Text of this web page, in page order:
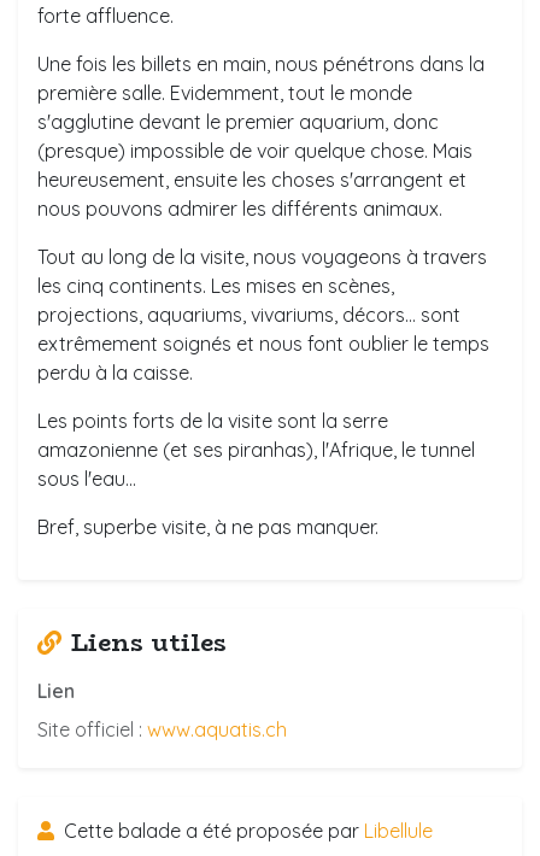
forte affluence.
Une fois les billets en main, nous pénétrons dans la
première salle. Evidemment, tout le monde
s'agglutine devant le premier aquarium, donc
(presque) impossible de voir quelque chose. Mais
heureusement, ensuite les choses s'arrangent et
nous pouvons admirer les différents animaux.
Tout au long de la visite, nous voyageons à travers
les cinq continents. Les mises en scènes,
projections, aquariums, vivariums, décors... sont
extrêmement soignés et nous font oublier le temps
perdu à la caisse.
Les points forts de la visite sont la serre
amazonienne (et ses piranhas), l'Afrique, le tunnel
sous l'eau...
Bref, superbe visite, à ne pas manquer.
Liens utiles
Lien
Site officiel : www.aquatis.ch
Cette balade a été proposée par Libellule